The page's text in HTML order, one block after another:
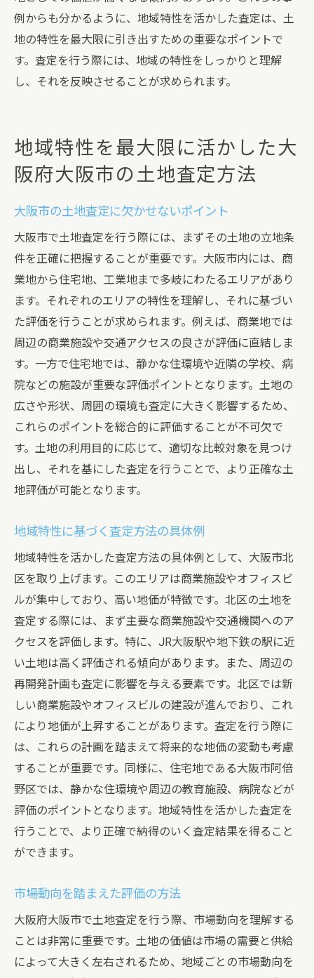
例からも分かるように、地域特性を活かした査定は、土
地の特性を最大限に引き出すための重要なポイントで
す。査定を行う際には、地域の特性をしっかりと理解
し、それを反映させることが求められます。
地域特性を最大限に活かした大
阪府大阪市の土地査定方法
大阪市の土地査定に欠かせないポイント
大阪市で土地査定を行う際には、まずその土地の立地条
件を正確に把握することが重要です。大阪市内には、商
業地から住宅地、工業地まで多岐にわたるエリアがあり
ます。それぞれのエリアの特性を理解し、それに基づい
た評価を行うことが求められます。例えば、商業地では
周辺の商業施設や交通アクセスの良さが評価に直結しま
す。一方で住宅地では、静かな住環境や近隣の学校、病
院などの施設が重要な評価ポイントとなります。土地の
広さや形状、周囲の環境も査定に大きく影響するため、
これらのポイントを総合的に評価することが不可欠で
す。土地の利用目的に応じて、適切な比較対象を見つけ
出し、それを基にした査定を行うことで、より正確な土
地評価が可能となります。
地域特性に基づく査定方法の具体例
地域特性を活かした査定方法の具体例として、大阪市北
区を取り上げます。このエリアは商業施設やオフィスビ
ルが集中しており、高い地価が特徴です。北区の土地を
査定する際には、まず主要な商業施設や交通機関へのア
クセスを評価します。特に、JR大阪駅や地下鉄の駅に近
い土地は高く評価される傾向があります。また、周辺の
再開発計画も査定に影響を与える要素です。北区では新
しい商業施設やオフィスビルの建設が進んでおり、これ
により地価が上昇することがあります。査定を行う際に
は、これらの計画を踏まえて将来的な地価の変動も考慮
することが重要です。同様に、住宅地である大阪市阿倍
野区では、静かな住環境や周辺の教育施設、病院などが
評価のポイントとなります。地域特性を活かした査定を
行うことで、より正確で納得のいく査定結果を得ること
ができます。
市場動向を踏まえた評価の方法
大阪府大阪市で土地査定を行う際、市場動向を理解する
ことは非常に重要です。土地の価値は市場の需要と供給
によって大きく左右されるため、地域ごとの市場動向を